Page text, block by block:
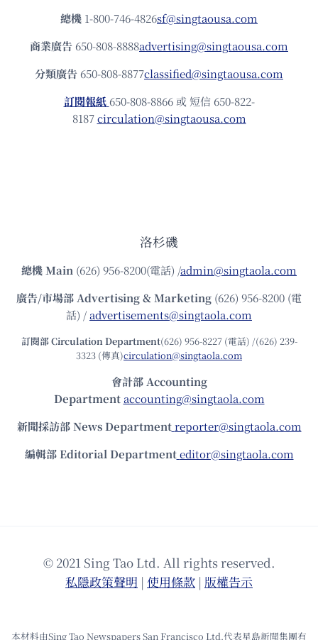
總機 1-800-746-4826sf@singtaousa.com
商業廣告 650-808-8888advertising@singtaousa.com
分類廣告 650-808-8877classified@singtaousa.com
訂閱報紙 650-808-8866 或 短信 650-822-
8187circulation@singtaousa.com
洛杉磯
總機Main (626) 956-8200(電話) /admin@singtaola.com
廣告/市場部Advertising & Marketing (626) 956-8200 (電
話) /advertisements@singtaola.com
訂閱部 Circulation Department(626) 956-8227 (電話) /(626) 239-
3323 (傳真)circulation@singtaola.com
會計部 Accounting
Department accounting@singtaola.com
新聞採訪部 News Department reporter@singtaola.com
編輯部 Editorial Department editor@singtaola.com
© 2021 Sing Tao Ltd. All rights reserved.
私隱政策聲明 | 使⽤條款 | 版權告⽰
本材料由Sing Tao Newspapers San Francisco Ltd.代表星島新聞集團有